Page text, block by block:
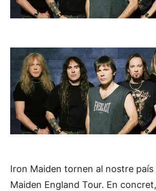
Iron Maiden tornen al nostre país
Maiden England Tour. En